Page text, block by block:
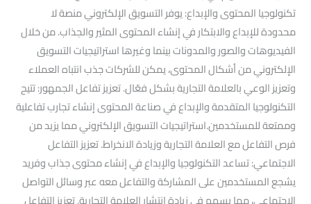
تكنولوجيا المحتوى والإبداع: يوفر التسويق الإلكتروني منصة لا
محدودة للإبداع والابتكار في إنشاء المحتوى المثير والجذاب. من خلال
الفيديوهات والصور والمدونات بينما وغيرها استراتيجيات التسويق
الإلكتروني من أشكال المحتوى، يمكن للشركات جذب انتباه العملاء
وتعزيز الوعي بالعلامة التجارية بشكل فعّال. تعزيز تفاعل الجمهور: تتيح
التكنولوجيا المتقدمة والإبداع في صناعة المحتوى إنشاء تجارب تفاعلية
وممتعة للمستخدمين.استراتيجيات التسويق الإلكتروني مما يزيد من
فرص التفاعل مع العلامة التجارية وزيادة الانخراط. تعزيز التفاعل
الاجتماعي: تساعد التكنولوجيا والإبداع في إنشاء محتوى جذاب وفريد
يشجع المستخدمين على المشاركة والتفاعل معه عبر وسائل التواصل
الاجتماعي، مما يسهم في زيادة انتشار العلامة التجارية. تعزيز التفاعل